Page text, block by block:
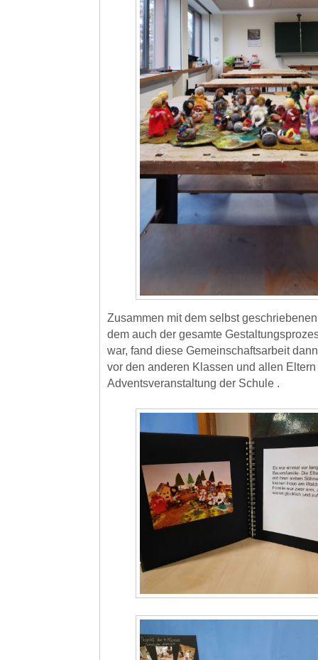
Zusammen mit dem selbst
dem auch der gesamte
war, fand diese Gemeinschaftsarbeit
vor den anderen Klassen und allen Eltern
Adventsveranstaltung der Schule .